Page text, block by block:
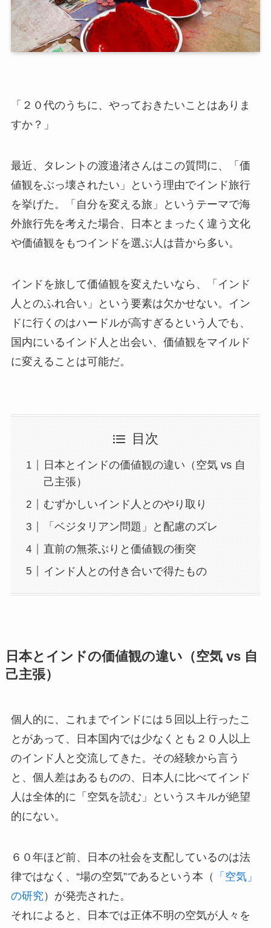
「２０代のうちに、やっておきたいことはありま
すか？」
最近、タレントの渡邉渚さんはこの質問に、「価
値観をぶっ壊されたい」という理由でインド旅行
を挙げた。「自分を変える旅」というテーマで海
外旅行先を考えた場合、日本とまったく違う文化
や価値観をもつインドを選ぶ人は昔から多い。
インドを旅して価値観を変えたいなら、「インド
人とのふれ合い」という要素は欠かせない。イン
ドに行くのはハードルが高すぎるという人でも、
国内にいるインド人と出会い、価値観をマイルド
に変えることは可能だ。
目次
日本とインドの価値観の違い（空気 vs 自
己主張）
むずかしいインド人とのやり取り
「ベジタリアン問題」と配慮のズレ
直前の無茶ぶりと価値観の衝突
インド人との付き合いで得たもの
日本とインドの価値観の違い（空気 vs 自
己主張）
個人的に、これまでインドには５回以上行ったこ
とがあって、日本国内では少なくとも２０人以上
のインド人と交流してきた。その経験から言う
と、個人差はあるものの、日本人に比べてインド
人は全体的に「空気を読む」というスキルが絶望
的にない。
６０年ほど前、日本の社会を支配しているのは法
律ではなく、“場の空気”であるという本（
「空気」
の研究 ）が発売された。
それによると、日本では正体不明の空気が人々を